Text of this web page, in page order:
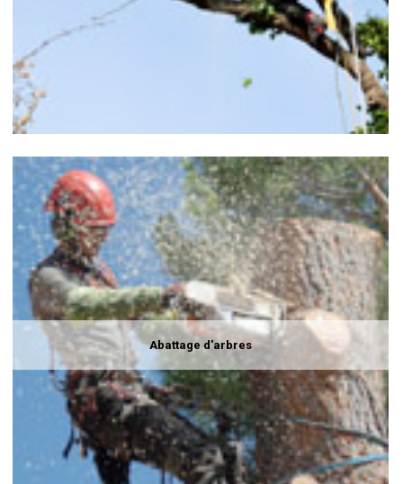
Abattage d'arbres